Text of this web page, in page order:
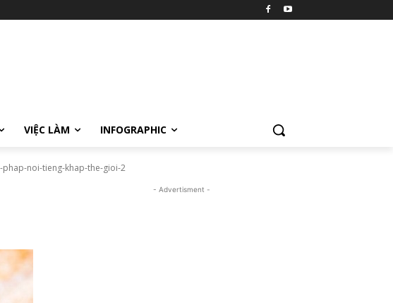
VIỆC LÀM INFOGRAPHIC
noi-tieng-khap-the-gioi-2
- Advertisment -